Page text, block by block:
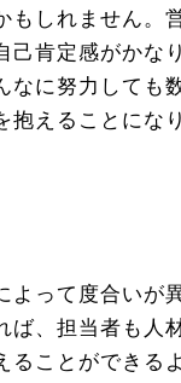
もしれません。
己肯定感がかな
なに努力しても
えることにな
よって度合いが
ば、担当者も人
ることができる